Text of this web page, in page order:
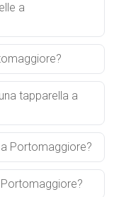
a
tapparella a
Portomaggiore?